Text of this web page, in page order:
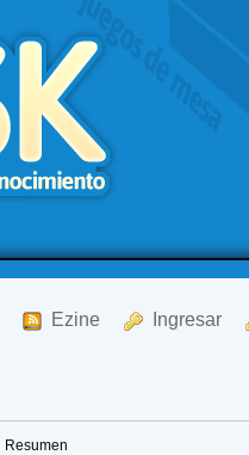
Ezine Ingresar
Resumen